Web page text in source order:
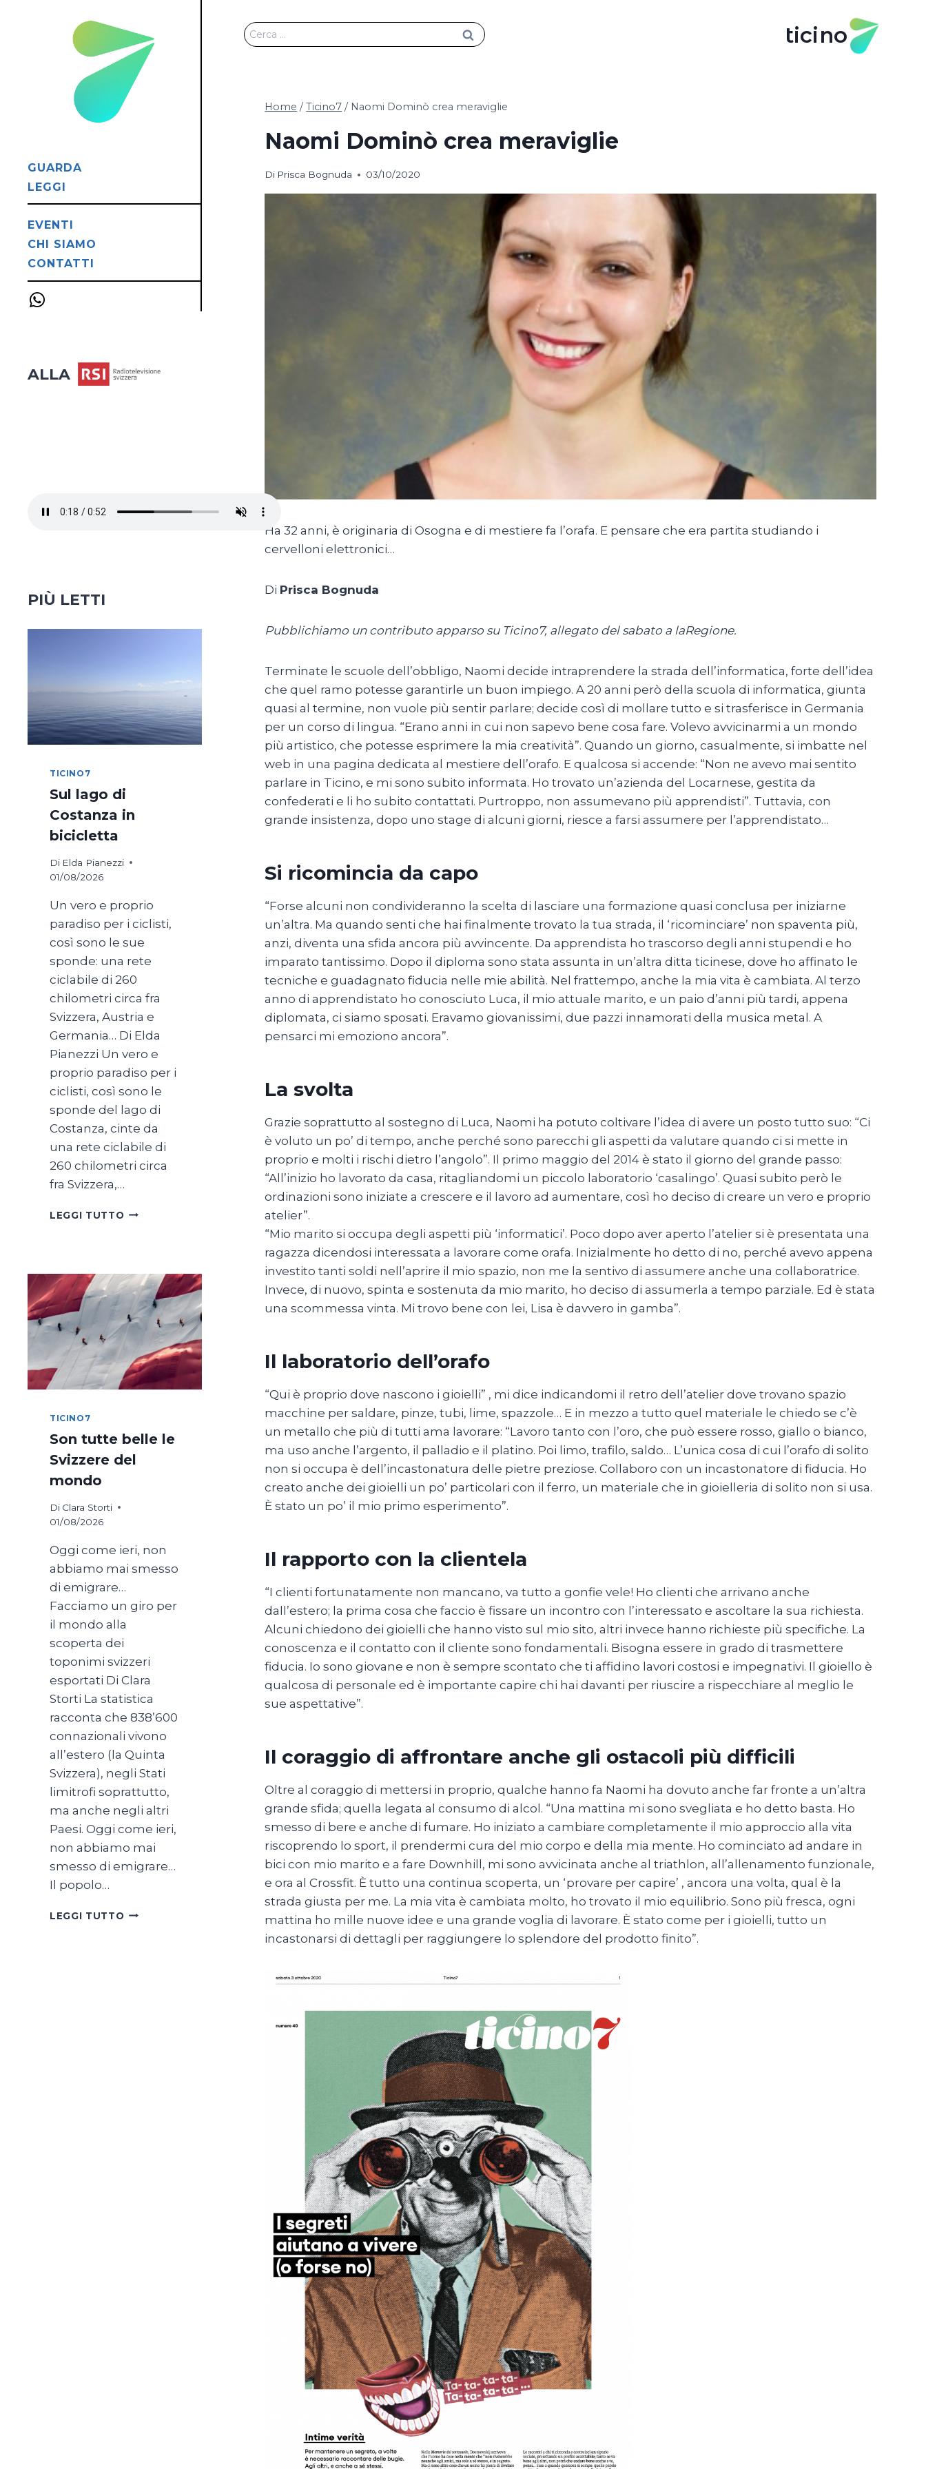
Ricerca
per:
ticino
Home / Ticino7 / Naomi Dominò crea meraviglie
Naomi Dominò crea meraviglie
Di Prisca Bognuda 03/10/2020
Ha 32 anni, è originaria di Osogna e di mestiere fa l’orafa. E pensare che era partita studiando i
cervelloni elettronici…
Di Prisca Bognuda
Pubblichiamo un contributo apparso su Ticino7, allegato del sabato a laRegione.
Terminate le scuole dell’obbligo, Naomi decide intraprendere la strada dell’informatica, forte dell’idea
che quel ramo potesse garantirle un buon impiego. A 20 anni però della scuola di informatica, giunta
quasi al termine, non vuole più sentir parlare; decide così di mollare tutto e si trasferisce in Germania
per un corso di lingua. “Erano anni in cui non sapevo bene cosa fare. Volevo avvicinarmi a un mondo
più artistico, che potesse esprimere la mia creatività”. Quando un giorno, casualmente, si imbatte nel
web in una pagina dedicata al mestiere dell’orafo. E qualcosa si accende: “Non ne avevo mai sentito
parlare in Ticino, e mi sono subito informata. Ho trovato un’azienda del Locarnese, gestita da
confederati e li ho subito contattati. Purtroppo, non assumevano più apprendisti”. Tuttavia, con
grande insistenza, dopo uno stage di alcuni giorni, riesce a farsi assumere per l’apprendistato…
Si ricomincia da capo
“Forse alcuni non condivideranno la scelta di lasciare una formazione quasi conclusa per iniziarne
un’altra. Ma quando senti che hai finalmente trovato la tua strada, il ‘ricominciare’ non spaventa più,
anzi, diventa una sfida ancora più avvincente. Da apprendista ho trascorso degli anni stupendi e ho
imparato tantissimo. Dopo il diploma sono stata assunta in un’altra ditta ticinese, dove ho affinato le
tecniche e guadagnato fiducia nelle mie abilità. Nel frattempo, anche la mia vita è cambiata. Al terzo
anno di apprendistato ho conosciuto Luca, il mio attuale marito, e un paio d’anni più tardi, appena
diplomata, ci siamo sposati. Eravamo giovanissimi, due pazzi innamorati della musica metal. A
pensarci mi emoziono ancora”.
La svolta
Grazie soprattutto al sostegno di Luca, Naomi ha potuto coltivare l’idea di avere un posto tutto suo: “Ci
è voluto un po’ di tempo, anche perché sono parecchi gli aspetti da valutare quando ci si mette in
proprio e molti i rischi dietro l’angolo”. Il primo maggio del 2014 è stato il giorno del grande passo:
“All’inizio ho lavorato da casa, ritagliandomi un piccolo laboratorio ‘casalingo’. Quasi subito però le
ordinazioni sono iniziate a crescere e il lavoro ad aumentare, così ho deciso di creare un vero e proprio
atelier”.
“Mio marito si occupa degli aspetti più ‘informatici’. Poco dopo aver aperto l’atelier si è presentata una
ragazza dicendosi interessata a lavorare come orafa. Inizialmente ho detto di no, perché avevo appena
investito tanti soldi nell’aprire il mio spazio, non me la sentivo di assumere anche una collaboratrice.
Invece, di nuovo, spinta e sostenuta da mio marito, ho deciso di assumerla a tempo parziale. Ed è stata
una scommessa vinta. Mi trovo bene con lei, Lisa è davvero in gamba”.
Il laboratorio dell’orafo
“Qui è proprio dove nascono i gioielli” , mi dice indicandomi il retro dell’atelier dove trovano spazio
macchine per saldare, pinze, tubi, lime, spazzole… E in mezzo a tutto quel materiale le chiedo se c’è
un metallo che più di tutti ama lavorare: “Lavoro tanto con l’oro, che può essere rosso, giallo o bianco,
ma uso anche l’argento, il palladio e il platino. Poi limo, trafilo, saldo… L’unica cosa di cui l’orafo di solito
non si occupa è dell’incastonatura delle pietre preziose. Collaboro con un incastonatore di fiducia. Ho
creato anche dei gioielli un po’ particolari con il ferro, un materiale che in gioielleria di solito non si usa.
È stato un po’ il mio primo esperimento”.
Il rapporto con la clientela
“I clienti fortunatamente non mancano, va tutto a gonfie vele! Ho clienti che arrivano anche
dall’estero; la prima cosa che faccio è fissare un incontro con l’interessato e ascoltare la sua richiesta.
Alcuni chiedono dei gioielli che hanno visto sul mio sito, altri invece hanno richieste più specifiche. La
conoscenza e il contatto con il cliente sono fondamentali. Bisogna essere in grado di trasmettere
fiducia. Io sono giovane e non è sempre scontato che ti affidino lavori costosi e impegnativi. Il gioiello è
qualcosa di personale ed è importante capire chi hai davanti per riuscire a rispecchiare al meglio le
sue aspettative”.
Il coraggio di affrontare anche gli ostacoli più difficili
Oltre al coraggio di mettersi in proprio, qualche hanno fa Naomi ha dovuto anche far fronte a un’altra
grande sfida; quella legata al consumo di alcol. “Una mattina mi sono svegliata e ho detto basta. Ho
smesso di bere e anche di fumare. Ho iniziato a cambiare completamente il mio approccio alla vita
riscoprendo lo sport, il prendermi cura del mio corpo e della mia mente. Ho cominciato ad andare in
bici con mio marito e a fare Downhill, mi sono avvicinata anche al triathlon, all’allenamento funzionale,
e ora al Crossfit. È tutto una continua scoperta, un ‘provare per capire’ , ancora una volta, qual è la
strada giusta per me. La mia vita è cambiata molto, ho trovato il mio equilibrio. Sono più fresca, ogni
mattina ho mille nuove idee e una grande voglia di lavorare. È stato come per i gioielli, tutto un
incastonarsi di dettagli per raggiungere lo splendore del prodotto finito”.
GUARDA
LEGGI
EVENTI
CHI SIAMO
CONTATTI
ALLA
PIÙ LETTI
TICINO7
Sul lago di
Costanza in
bicicletta
Di Elda Pianezzi
01/08/2026
Un vero e proprio
paradiso per i ciclisti,
così sono le sue
sponde: una rete
ciclabile di 260
chilometri circa fra
Svizzera, Austria e
Germania… Di Elda
Pianezzi Un vero e
proprio paradiso per i
ciclisti, così sono le
sponde del lago di
Costanza, cinte da
una rete ciclabile di
260 chilometri circa
fra Svizzera,…
LEGGI TUTTO SUL
BICICLETTA
TICINO7
Son tutte belle le
Svizzere del
mondo
Di Clara Storti
01/08/2026
Oggi come ieri, non
abbiamo mai smesso
di emigrare…
Facciamo un giro per
il mondo alla
scoperta dei
toponimi svizzeri
esportati Di Clara
Storti La statistica
racconta che 838’600
connazionali vivono
all’estero (la Quinta
Svizzera), negli Stati
limitrofi soprattutto,
ma anche negli altri
Paesi. Oggi come ieri,
non abbiamo mai
smesso di emigrare…
Il popolo…
LEGGI TUTTO SON